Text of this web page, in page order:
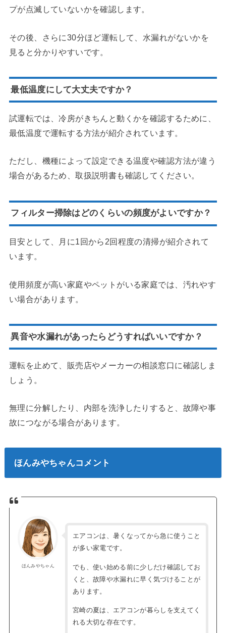
プが点滅していないかを確認します。
その後、さらに30分ほど運転して、水漏れがないかを
見ると分かりやすいです。
最低温度にして大丈夫ですか？
試運転では、冷房がきちんと動くかを確認するために、
最低温度で運転する方法が紹介されています。
ただし、機種によって設定できる温度や確認方法が違う
場合があるため、取扱説明書も確認してください。
フィルター掃除はどのくらいの頻度がよいですか？
目安として、月に1回から2回程度の清掃が紹介されて
います。
使用頻度が高い家庭やペットがいる家庭では、汚れやす
い場合があります。
異音や水漏れがあったらどうすればいいですか？
運転を止めて、販売店やメーカーの相談窓口に確認しま
しょう。
無理に分解したり、内部を洗浄したりすると、故障や事
故につながる場合があります。
ほんみやちゃんコメント
ほんみやちゃん
エアコンは、暑くなってから急に使うこと
が多い家電です。
でも、使い始める前に少しだけ確認してお
くと、故障や水漏れに早く気づけることが
あります。
宮崎の夏は、エアコンが暮らしを支えてく
れる大切な存在です。